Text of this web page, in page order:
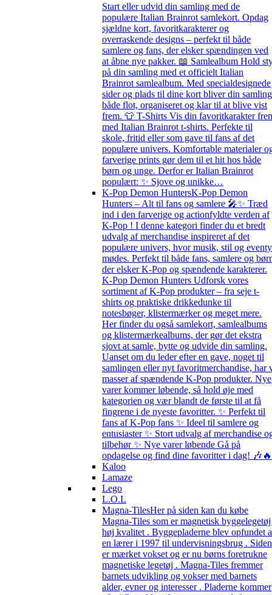
Start eller udvid din samling med de
populære Italian Brainrot samlekort. Opdag
sjældne kort, favoritkarakterer og
overraskende designs – perfekt til både
samlere og fans, der elsker spændingen ved
at åbne nye pakker. 📖 Samlealbum Hold
på din samling med et officielt Italian
Brainrot samlealbum. Med specialdesignede
sider og plads til dine kort bliver din samling
både flot, organiseret og klar til at blive vist
frem. 👕 T-Shirts Vis din favoritkarakter
med Italian Brainrot t-shirts. Perfekte til
skole, fritid eller som gave til fans af det
populære univers. Komfortable materialer
farverige prints gør dem til et hit hos både
børn og unge. Derfor er Italian Brainrot
populært: ✨ Sjove og unikke…
K-Pop Demon HuntersK-Pop Demon
Hunters – Alt til fans og samlere 🎤✨ Træd
ind i den farverige og actionfyldte verden af
K-Pop ! I denne kategori finder du et bredt
udvalg af merchandise inspireret af det
populære univers, hvor musik, stil og
mødes. Perfekt til både fans, samlere og
der elsker K-Pop og spændende karakterer.
K-Pop Demon Hunters Udforsk vores
sortiment af K-Pop produkter – fra seje t-
shirts og praktiske drikkedunke til
notesbøger, klistermærker og meget mere.
Her finder du også samlekort, samlealbums
og klistermærkealbums, der gør det ekstra
sjovt at samle, bytte og udvide din samling.
Uanset om du leder efter en gave, noget til
samlingen eller nyt favoritmerchandise, har
masser af spændende K-Pop produkter. Nye
varer kommer løbende, så hold øje med
kategorien og vær blandt de første til at få
fingrene i de nyeste favoritter. ✨ Perfekt til
fans af K-Pop fans ✨ Ideel til samlere og
entusiaster ✨ Stort udvalg af merchandise
tilbehør ✨ Nye varer løbende Gå på
opdagelse og find dine favoritter i dag! 🎶🔥
Kaloo
Lamaze
Lego
L.O.L
Magna-TilesHer på siden kan du købe
Magna-Tiles som er magnetisk
høj kvalitet . Byggepladerne blev opfundet
en lærer i 1997 til undervisningsbrug . Siden
er mærket vokset og er nu børns foretrukne
magnetiske legetøj . Magna-Tiles fremmer
barnets udvikling og vokser med barnets
alder, evner og interesser . Pladerne kommer